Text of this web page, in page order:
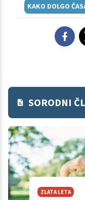
KAKO DOLGO
SORODNI
ZLATA LETA